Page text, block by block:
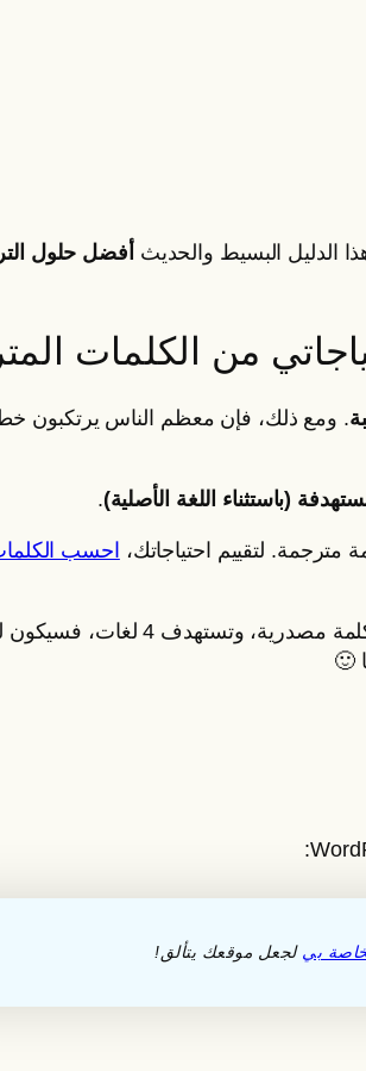
أفضل حلول
من الكلمات
. ومع ذلك، فإن معظم الناس يرتكبون
(باستثناء اللغة الأصلية).
احسب
على سبيل المثال، إذا كان موقعك يحتوي على 50 مقالة كل منها 600 كلمة و20 صفحة كل منها 400 كلمة، أو 38000 كلمة
بي لجعل موقعك يتألق!